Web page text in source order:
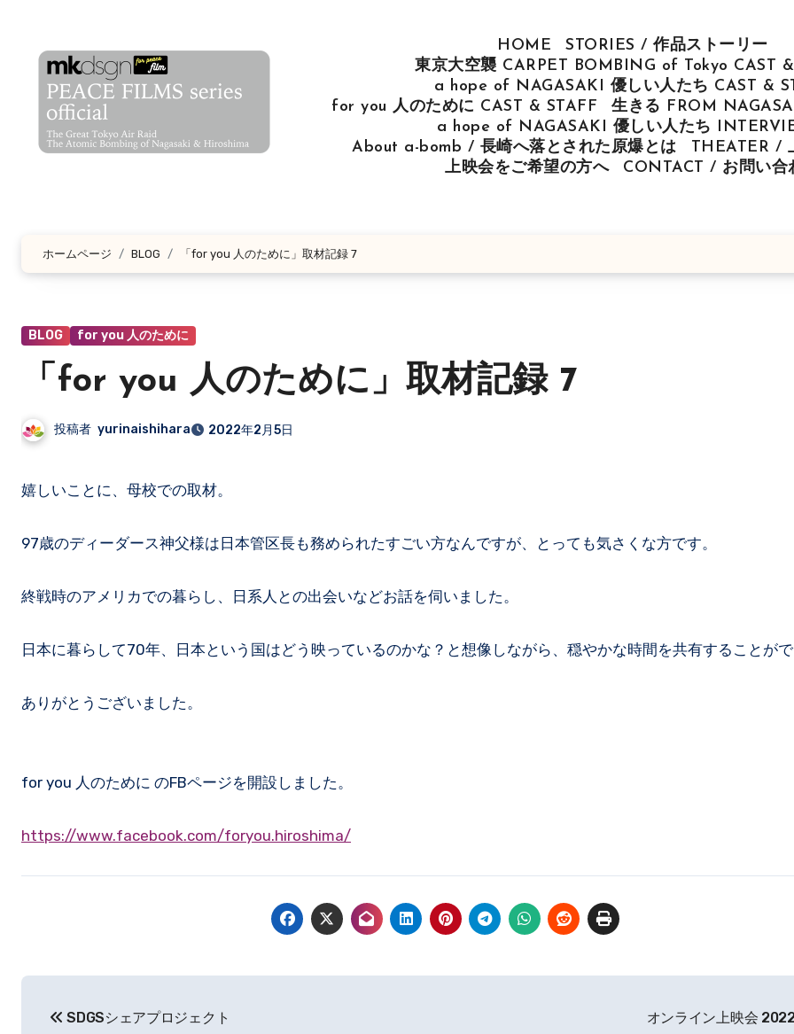
HOME
STORIES / 作品ストーリー
東京大空襲 CARPET BOMBING of Tokyo CAST
a hope of NAGASAKI 優しい人たち CAST &
for you 人のために CAST & STAFF
生きる FROM
a hope of NAGASAKI 優しい人たち
About a-bomb / 長崎へ落とされた原爆とは
THEATER /
上映会をご希望の方へ
CONTACT / お問い合
ホームページ BLOG 「for you 人のために」取材記録 7
BLOG for you 人のために
「for you 人のために」取材記録 7
投稿者 yurinaishihara 2022年2月5日
嬉しいことに、母校での取材。
97歳のディーダース神父様は日本管区長も務められたすごい方なんですが、とっても気さくな方です。
終戦時のアメリカでの暮らし、日系人との出会いなどお話を伺いました。
日本に暮らして70年、日本という国はどう映っているのかな？と想像しながら、穏やかな時間を共有することが
ありがとうございました。
for you 人のために のFBページを開設しました。
https://www.facebook.com/foryou.hiroshima/
SDGSシェアプロジェクト オンライン上映会